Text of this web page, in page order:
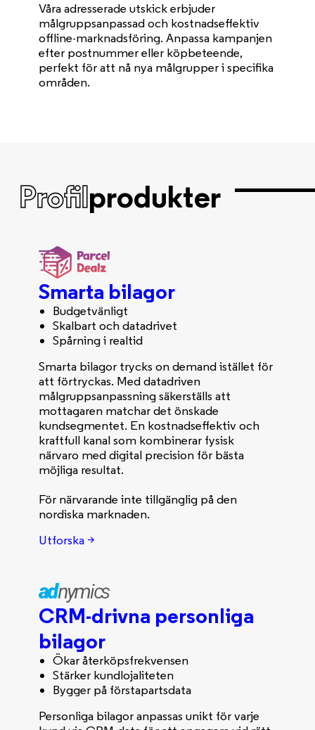
Våra adresserade utskick erbjuder
målgruppsanpassad och kostnadseffektiv
offline-marknadsföring. Anpassa kampanjen
efter postnummer eller köpbeteende,
perfekt för att nå nya målgrupper i specifika
områden.
Profilprodukter
Smarta bilagor
Budgetvänligt
Skalbart och datadrivet
Spårning i realtid
Smarta bilagor trycks on demand istället för
att förtryckas. Med datadriven
målgruppsanpassning säkerställs att
mottagaren matchar det önskade
kundsegmentet. En kostnadseffektiv och
kraftfull kanal som kombinerar fysisk
närvaro med digital precision för bästa
möjliga resultat.
För närvarande inte tillgänglig på den
nordiska marknaden.
Utforska >
CRM-drivna personliga
bilagor
Ökar återköpsfrekvensen
Stärker kundlojaliteten
Bygger på förstapartsdata
Personliga bilagor anpassas unikt för varje